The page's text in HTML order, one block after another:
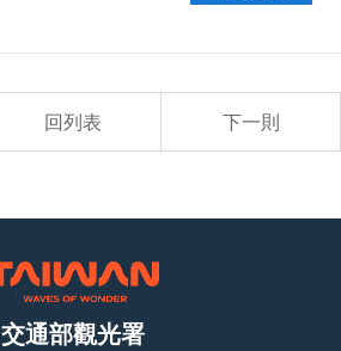
回列表 下一則
交通部觀光署